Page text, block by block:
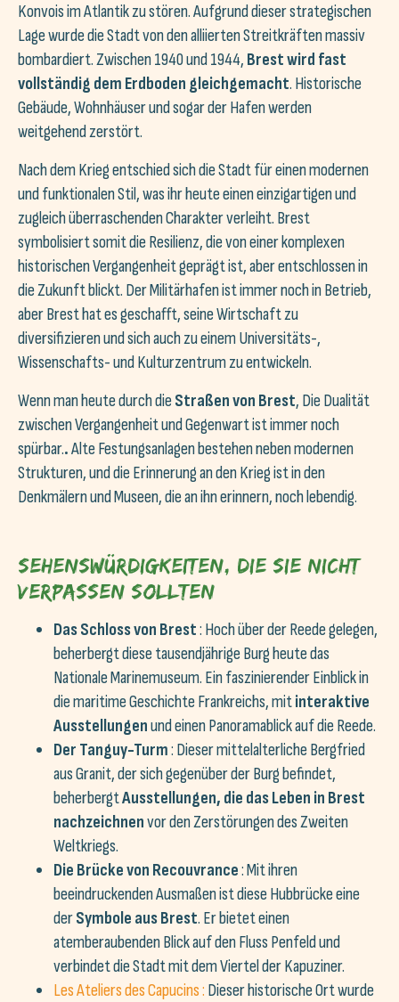
Konvois im Atlantik zu stören. Aufgrund dieser strategischen
Lage wurde die Stadt von den alliierten Streitkräften massiv
bombardiert. Zwischen 1940 und 1944, Brest wird fast
vollständig dem Erdboden gleichgemacht. Historische
Gebäude, Wohnhäuser und sogar der Hafen werden
weitgehend zerstört.
Nach dem Krieg entschied sich die Stadt für einen modernen
und funktionalen Stil, was ihr heute einen einzigartigen und
zugleich überraschenden Charakter verleiht. Brest
symbolisiert somit die Resilienz, die von einer komplexen
historischen Vergangenheit geprägt ist, aber entschlossen in
die Zukunft blickt. Der Militärhafen ist immer noch in Betrieb,
aber Brest hat es geschafft, seine Wirtschaft zu
diversifizieren und sich auch zu einem Universitäts-,
Wissenschafts- und Kulturzentrum zu entwickeln.
Wenn man heute durch dieStraßen von Brest, Die Dualität
zwischen Vergangenheit und Gegenwart ist immer noch
spürbar..Alte Festungsanlagen bestehen neben modernen
Strukturen, und die Erinnerung an den Krieg ist in den
Denkmälern und Museen, die an ihn erinnern, noch lebendig.
Sehenswürdigkeiten, die Sie nicht
verpassen sollten
Das Schloss von Brest: Hoch über der Reede gelegen,
beherbergt diese tausendjährige Burg heute das
Nationale Marinemuseum. Ein faszinierender Einblick in
die maritime Geschichte Frankreichs, mitinteraktive
Ausstellungenund einen Panoramablick auf die Reede.
Der Tanguy-Turm: Dieser mittelalterliche Bergfried
aus Granit, der sich gegenüber der Burg befindet,
beherbergtAusstellungen, die das Leben in Brest
nachzeichnenvor den Zerstörungen des Zweiten
Weltkriegs.
Die Brücke von Recouvrance: Mit ihren
beeindruckenden Ausmaßen ist diese Hubbrücke eine
derSymbole aus Brest. Er bietet einen
atemberaubenden Blick auf den Fluss Penfeld und
verbindet die Stadt mit dem Viertel der Kapuziner.
Les Ateliers des Capucins : Dieser historische Ort wurde